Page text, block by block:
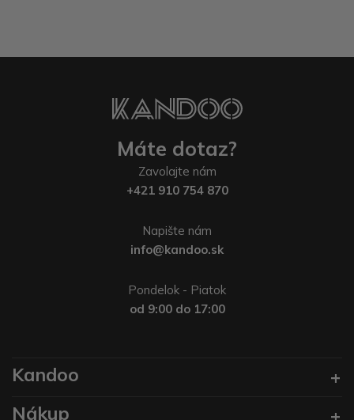
Máte dotaz?
Zavolajte nám
+421 910 754 870
Napište nám
info@kandoo.sk
Pondelok - Piatok
od 9:00 do 17:00
Kandoo
Nákup